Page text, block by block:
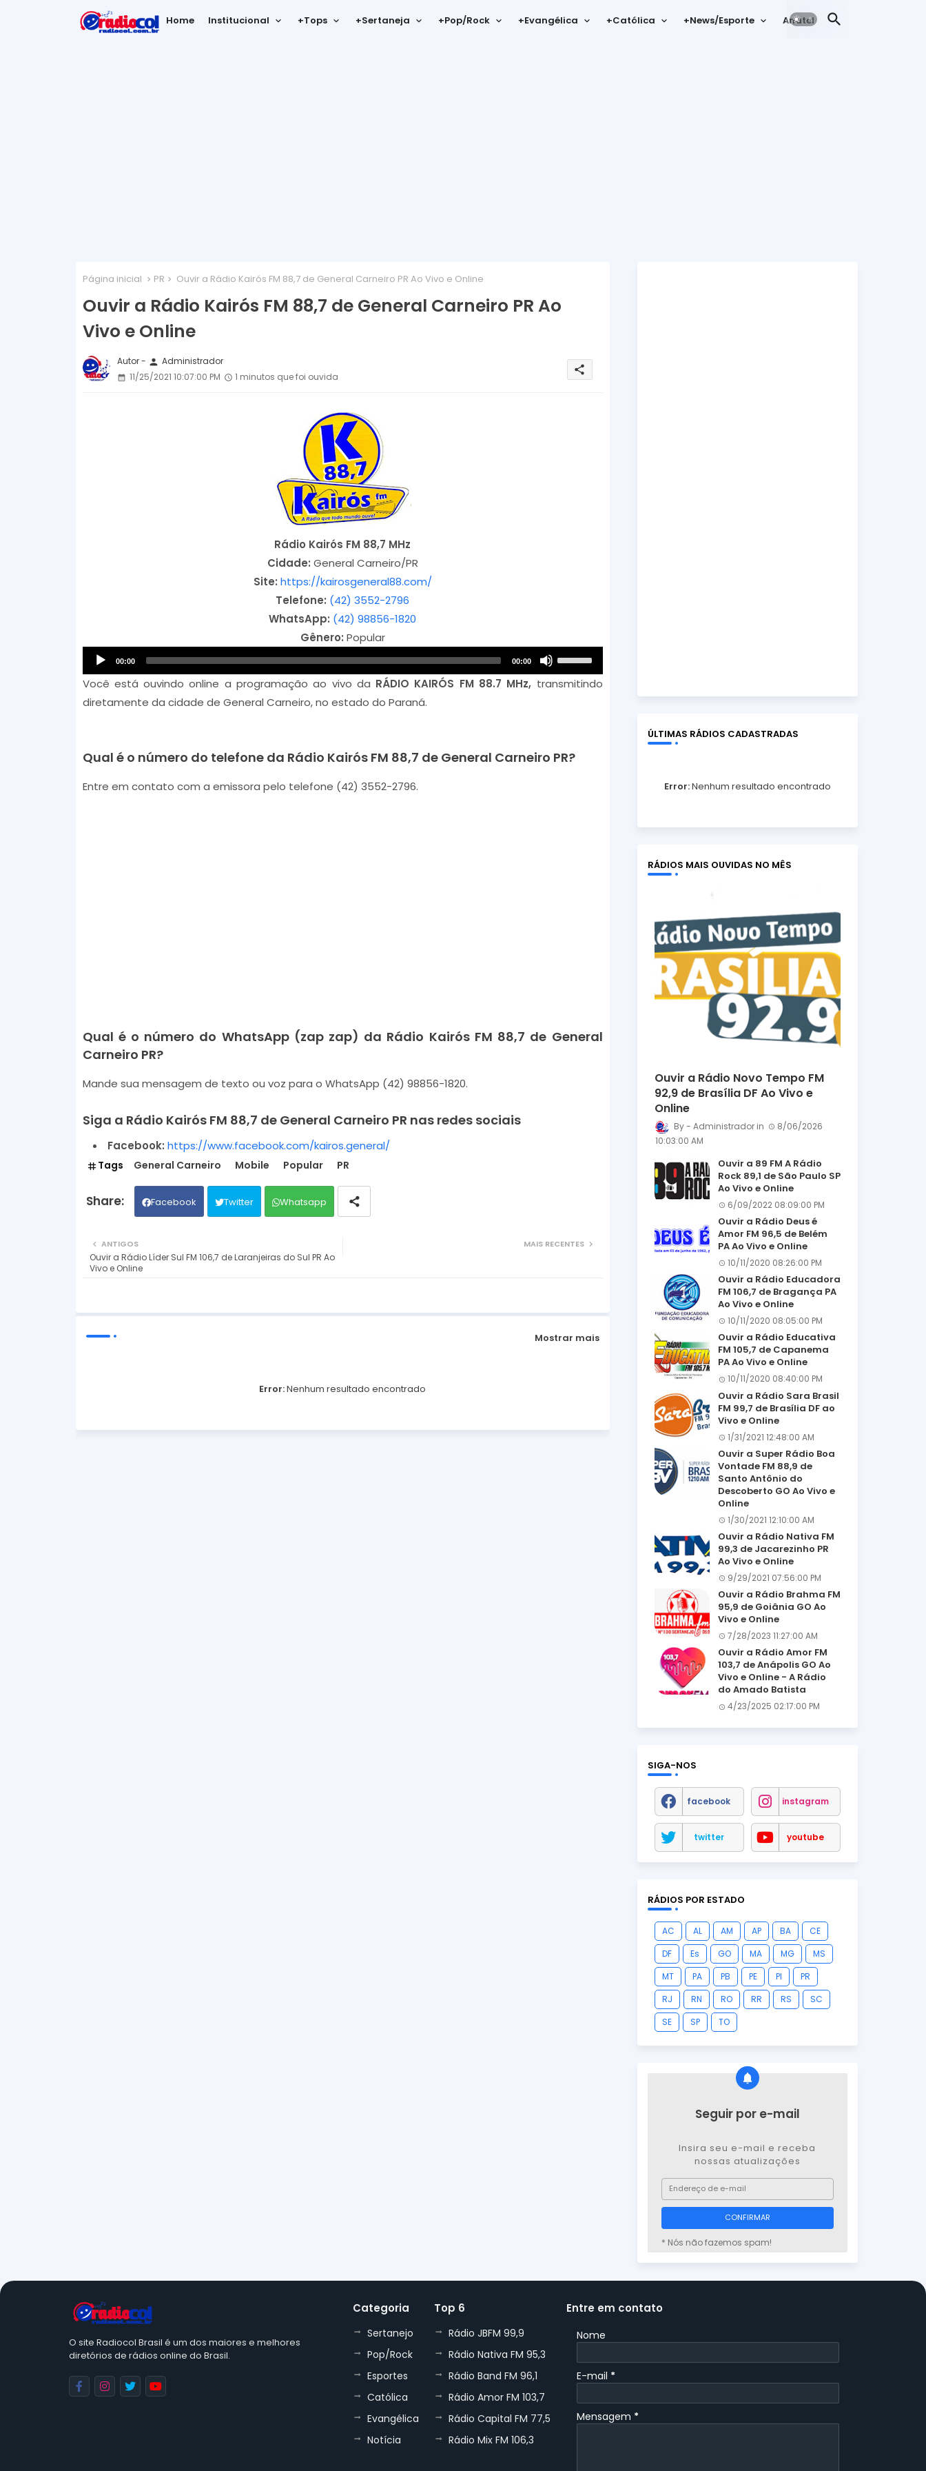
Home Institucional +Tops +Sertaneja +Pop/Rock +Evangélica +Católica +News/Esporte Anatel
Página inicial PR Ouvir a Rádio Kairós FM 88,7 de General Carneiro PR Ao Vivo e Online
Ouvir a Rádio Kairós FM 88,7 de General Carneiro PR Ao
Vivo e Online
Autor - person Administrador
11/25/2021 10:07:00 PM
1 minutos que foi ouvida
share
Rádio Kairós FM 88,7 MHz
Cidade: General Carneiro/PR
Site: https://kairosgeneral88.com/
Telefone: (42) 3552-2796
WhatsApp: (42) 98856-1820
Gênero: Popular
A
u
a
00:00 00:00
U
s
s
Você está ouvindo online a programação ao vivo da RÁDIO KAIRÓS FM 88.7 MHz, transmitindo
diretamente da cidade de General Carneiro, no estado do Paraná.
Qual é o número do telefone da Rádio Kairós FM 88,7 de General Carneiro PR?
Entre em contato com a emissora pelo telefone (42) 3552-2796.
Qual é o número do WhatsApp (zap zap) da Rádio Kairós FM 88,7 de General
Carneiro PR?
Mande sua mensagem de texto ou voz para o WhatsApp (42) 98856-1820.
Siga a Rádio Kairós FM 88,7 de General Carneiro PR nas redes sociais
Facebook: https://www.facebook.com/kairos.general/
Tags General Carneiro Mobile Popular PR
Facebook Twitter Whatsapp
MAIS RECENTES
ANTIGOS
Ouvir a Rádio Líder Sul FM 106,7 de Laranjeiras do Sul PR Ao
Vivo e Online
Mostrar mais
Error:Nenhum resultado encontrado
ÚLTIMAS RÁDIOS CADASTRADAS
Error:Nenhum resultado encontrado
RÁDIOS MAIS OUVIDAS NO MÊS
Ouvir a Rádio Novo Tempo FM
92,9 de Brasília DF Ao Vivo e
Online
Administrador
8/06/2026
10:03:00 AM
Ouvir a 89 FM A Rádio
Rock 89,1 de São Paulo SP
Ao Vivo e Online
6/09/2022 08:09:00 PM
Ouvir a Rádio Deus é
Amor FM 96,5 de Belém
PA Ao Vivo e Online
10/11/2020 08:26:00 PM
Ouvir a Rádio Educadora
FM 106,7 de Bragança PA
Ao Vivo e Online
10/11/2020 08:05:00 PM
Ouvir a Rádio Educativa
FM 105,7 de Capanema
PA Ao Vivo e Online
10/11/2020 08:40:00 PM
Ouvir a Rádio Sara Brasil
FM 99,7 de Brasília DF ao
Vivo e Online
1/31/2021 12:48:00 AM
Ouvir a Super Rádio Boa
Vontade FM 88,9 de
Santo Antônio do
Descoberto GO Ao Vivo e
Online
1/30/2021 12:10:00 AM
Ouvir a Rádio Nativa FM
99,3 de Jacarezinho PR
Ao Vivo e Online
9/29/2021 07:56:00 PM
Ouvir a Rádio Brahma FM
95,9 de Goiânia GO Ao
Vivo e Online
7/28/2023 11:27:00 AM
Ouvir a Rádio Amor FM
103,7 de Anápolis GO Ao
Vivo e Online - A Rádio
do Amado Batista
4/23/2025 02:17:00 PM
SIGA-NOS
facebook instagram
twitter youtube
RÁDIOS POR ESTADO
AC AL AM AP BA
CE
DF
Es GO MA MG
MS
MT
PA PB PE PI
PR
RJ
RN RO RR RS
SC
SE
SP TO
Seguir por e-mail
Insira seu e-mail e receba
nossas atualizações
* Nós não fazemos spam!
O site Radiocol Brasil é um dos maiores e melhores
diretórios de rádios online do Brasil.
Categoria
Sertanejo
Pop/Rock
Esportes
Católica
Evangélica
Notícia
Top 6
Rádio JBFM 99,9
Rádio Nativa FM 95,3
Rádio Band FM 96,1
Rádio Amor FM 103,7
Rádio Capital FM 77,5
Rádio Mix FM 106,3
Entre em contato
Nome
E-mail *
Mensagem *